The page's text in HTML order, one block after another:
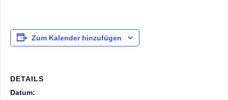
Zum Kalender hinzufügen
DETAILS
Datum: